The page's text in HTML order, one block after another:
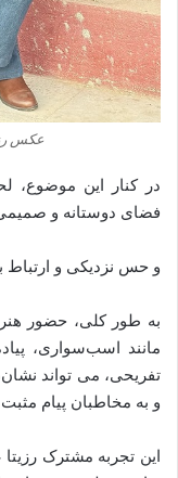
عکس
در کنار این موضوع،
فضای دوستانه و
و حس نزدیکی و ارتباط
به طور کلی، حضور
مانند اسب‌سواری،
تفریحی، می‌ تواند
و به مخاطبان پیام
این تجربه مشترک